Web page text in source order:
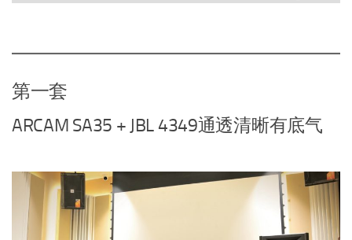
第一套
ARCAM SA35 + JBL 4349通透清晰有底气